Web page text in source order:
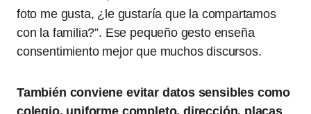
foto me gusta, ¿le gustaría que la compartamos
con la familia?”. Ese pequeño gesto enseña
consentimiento mejor que muchos discursos.
También conviene evitar datos sensibles como
colegio, uniforme completo, dirección, placas